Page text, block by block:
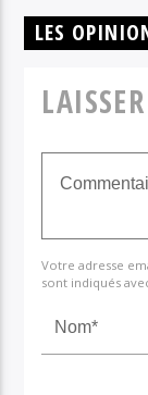
LES
Votre adresse
sont indiqués